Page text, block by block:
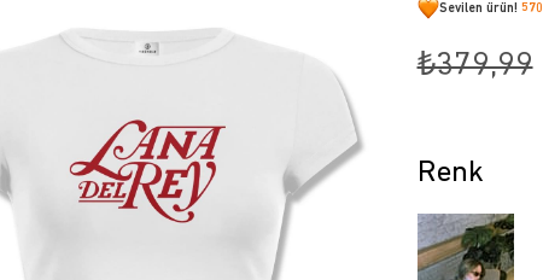
Sevilen ürün! 570
₺379,99